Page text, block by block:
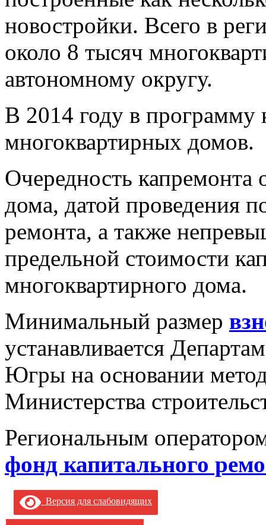
новостройки. Всего в
около 8 тысяч
автономному округу.
В 2014 году в программу
многоквартирных домов.
Очередность капремонта
дома, датой проведения
ремонта, а также
предельной стоимости
многоквартирного дома.
Минимальный размер
устанавливается
Югры на основании
Министерства
Региональным
фонд капитального
Версия для слабовидящих